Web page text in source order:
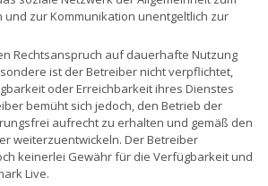
zur Kommunikation unentgeltlich zur
Rechtsanspruch auf dauerhafte Nutzung
ist der Betreiber nicht verpflichtet,
oder Erreichbarkeit ihres Dienstes
bemüht sich jedoch, den Betrieb der
aufrecht zu erhalten und gemäß den
weiterzuentwickeln. Der Betreiber
keinerlei Gewähr für die Verfügbarkeit und
Live.